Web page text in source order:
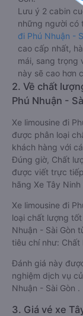
Lưu ý 2 cabin
những người có
đi Phú Nhuận -
cao cấp nhất,
mái, sang trọng
này sẽ cao hơn
2. Về chất
Phú Nhuận -
Xe limousine đi
được phân loại
khách hàng với
Đúng giờ, Chất
được viết trực
hãng Xe Tây
Xe limousine đi
loại chất lượng
Nhuận - Sài Gòn
tiêu chí như:
Đánh giá này
nghiệm dịch vụ
Nhuận - Sài Gòn .
3. Giá vé xe